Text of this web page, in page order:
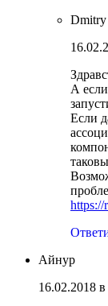
Dmitry
А
Если
https://
Айнур
16.02.2018